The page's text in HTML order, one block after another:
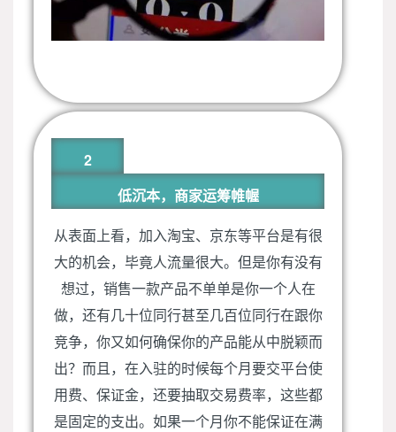
2
低沉本，商家运筹帷幄
从表面上看，加入淘宝、京东等平台是有很
大的机会，毕竟人流量很大。但是你有没有
想过，销售一款产品不单单是你一个人在
做，还有几十位同行甚至几百位同行在跟你
竞争，你又如何确保你的产品能从中脱颖而
出？而且，在入驻的时候每个月要交平台使
用费、保证金，还要抽取交易费率，这些都
是固定的支出。如果一个月你不能保证在满